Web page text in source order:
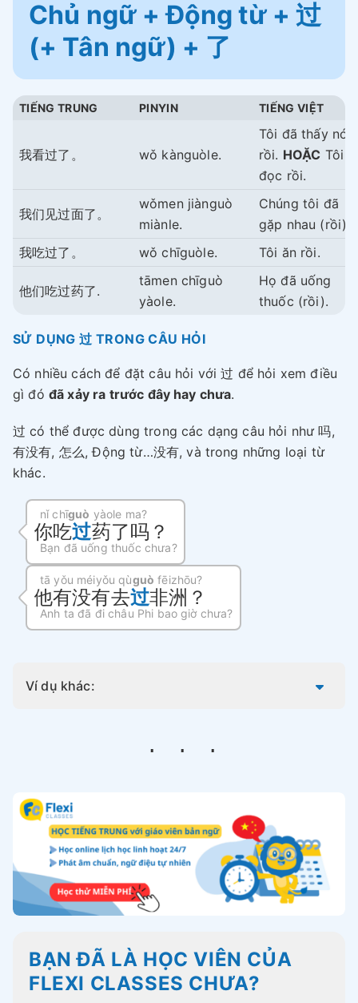
Chủ ngữ + Động từ + 过
(+ Tân ngữ) + 了
TIẾNG TRUNG PINYIN TIẾNG VIỆT
我看过了。 wǒ kànguòle.
Tôi đã thấy nó
rồi. HOẶC Tôi
đọc rồi.
我们见过面了。
wǒmen jiànguò
miànle.
Chúng tôi đã
gặp nhau (rồi).
我吃过了。
wǒ chīguòle. Tôi ăn rồi.
他们吃过药了.
tāmen chīguò
yàole.
Họ đã uống
thuốc (rồi).
SỬ DỤNG 过 TRONG CÂU HỎI
Có nhiều cách để đặt câu hỏi với 过 để hỏi xem điều
gì đó đã xảy ra trước đây hay chưa.
过 có thể được dùng trong các dạng câu hỏi như 吗,
有没有, 怎么, Động từ…没有, và trong những loại từ
khác.
nǐ chīguò yàole ma?
你吃过药了吗？
Bạn đã uống thuốc chưa?
tā yǒu méiyǒu qùguò fēizhōu?
他有没有去过非洲？
Anh ta đã đi châu Phi bao giờ chưa?
Ví dụ khác:
BẠN ĐÃ LÀ HỌC VIÊN CỦA
FLEXI CLASSES CHƯA?